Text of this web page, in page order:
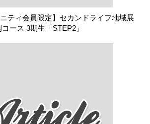
ティ会員限定】セカンドライフ地域展
コース 3期生「STEP2」